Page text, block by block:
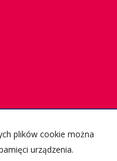
plików cookie można
urządzenia.